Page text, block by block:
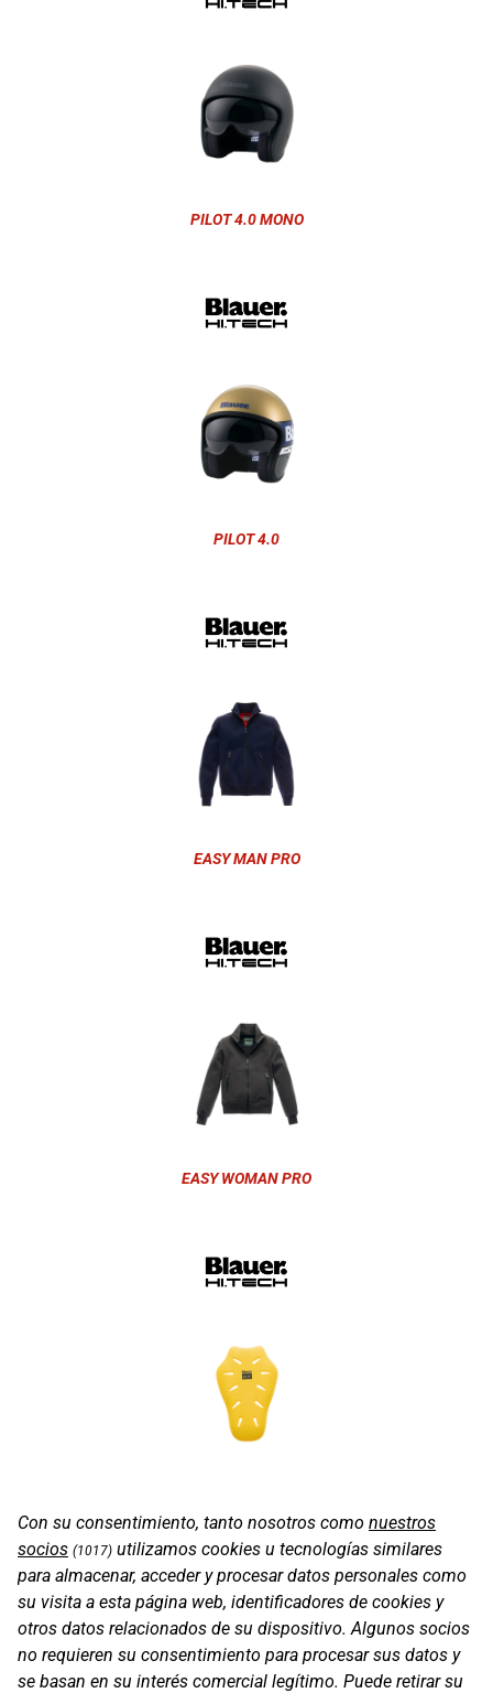
PILOT 4.0 MONO
PILOT 4.0
EASY MAN PRO
EASY WOMAN PRO
Con su consentimiento, tanto nosotros como nuestros
socios (1017) utilizamos cookies u tecnologías similares
para almacenar, acceder y procesar datos personales como
su visita a esta página web, identificadores de cookies y
otros datos relacionados de su dispositivo. Algunos socios
no requieren su consentimiento para procesar sus datos y
se basan en su interés comercial legítimo. Puede retirar su